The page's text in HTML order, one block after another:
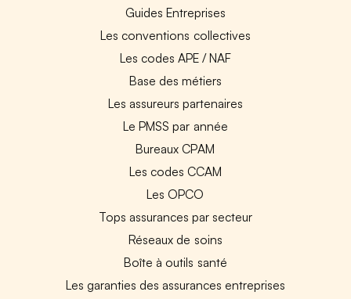
Guides Entreprises
Les conventions collectives
Les codes APE / NAF
Base des métiers
Les assureurs partenaires
Le PMSS par année
Bureaux CPAM
Les codes CCAM
Les OPCO
Tops assurances par secteur
Réseaux de soins
Boîte à outils santé
Les garanties des assurances entreprises